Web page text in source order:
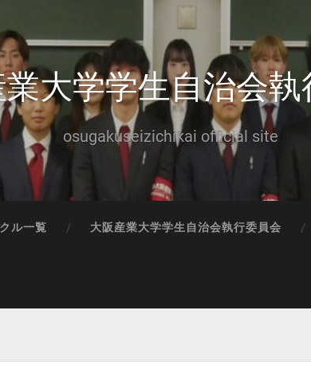
大学学生自治会
osugakuseizichikai official site
ル一覧 大阪産業大学学生自治会執行委員会